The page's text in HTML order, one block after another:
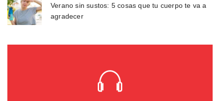
Verano sin sustos: 5 cosas que tu cuerpo te va a
agradecer